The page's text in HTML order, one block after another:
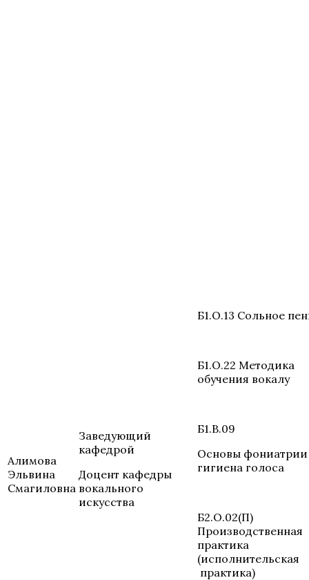
Алимова
Эльвина
Смагиловна
Заведующий
кафедрой
Доцент кафедры
вокального
искусства
Б1.О.13 Сольное
Б1.О.22 Методика
обучения вокалу
Б1.В.09
Основы
гигиена голоса
Б2.О.02(П)
Производственная
практика
(исполнительская
практика)